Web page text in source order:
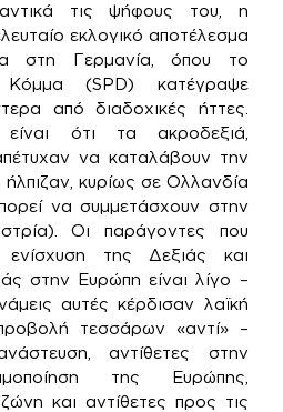
τις ψήφους του, η
εκλογικό αποτέλεσμα
στη Γερμανία, όπου το
Κόμμα (SPD) κατέγραψε
από διαδοχικές ήττες.
είναι ότι τα ακροδεξιά,
να καταλάβουν την
κυρίως σε Ολλανδία
να συμμετάσχουν στην
Οι παράγοντες που
της Δεξιάς και
στην Ευρώπη είναι λίγο –
αυτές κέρδισαν λαϊκή
τεσσάρων «αντί» –
αντίθετες στην
της Ευρώπης,
και αντίθετες προς τις